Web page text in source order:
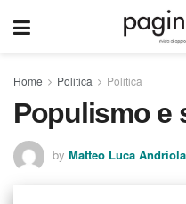
Home Politica Politica
Populismo e
by Matteo Luca Andriola